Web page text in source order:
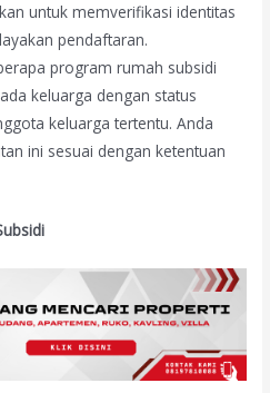
untuk memverifikasi identitas
pendaftaran.
program rumah subsidi
keluarga dengan status
keluarga tertentu. Anda
ini sesuai dengan ketentuan